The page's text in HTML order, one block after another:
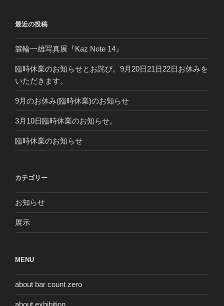
ン
最近の投稿
簑輪一雄写真展『Kaz Note 14』
臨時休業のお知らせとお詫び。9月20日21日22日お休みを
いただきます。
9月のお休み(臨時休業)のお知らせ
3月10日臨時休業のお知らせ。
臨時休業のお知らせ
カテゴリー
お知らせ
展示
MENU
about bar count zero
about exhibition